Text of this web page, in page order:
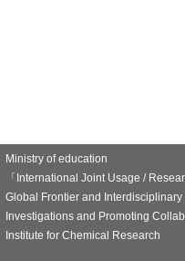
Ministry of education
「International Joint Usage /
Global Frontier and
Investigations and Promoting
Institute for Chemical Research